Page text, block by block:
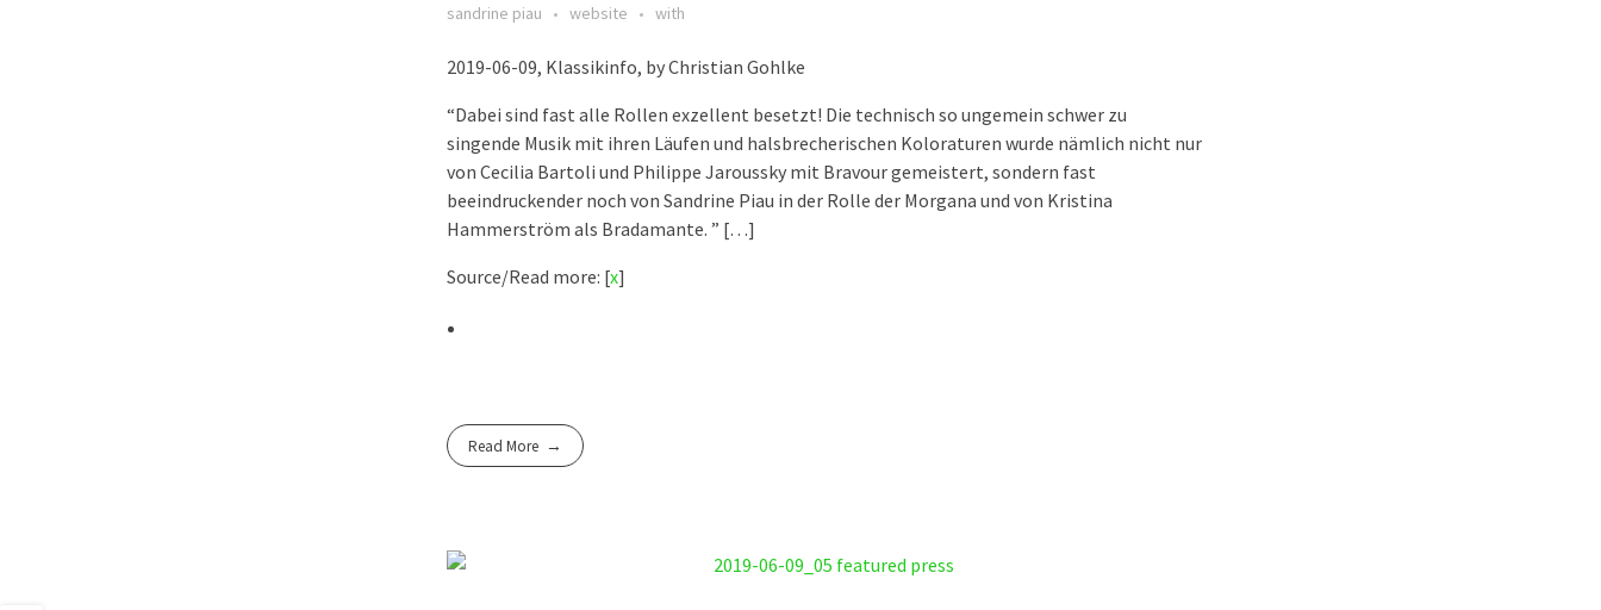
sandrine piau
website with
2019-06-09, Klassikinfo, by Christian Gohlke
“Dabei sind fast alle Rollen exzellent besetzt! Die technisch so ungemein schwer zu
singende Musik mit ihren Läufen und halsbrecherischen Koloraturen wurde nämlich nicht nur
von Cecilia Bartoli und Philippe Jaroussky mit Bravour gemeistert, sondern fast
beeindruckender noch von Sandrine Piau in der Rolle der Morgana und von Kristina
Hammerström als Bradamante. ” […]
Source/Read more: [x]
Read More